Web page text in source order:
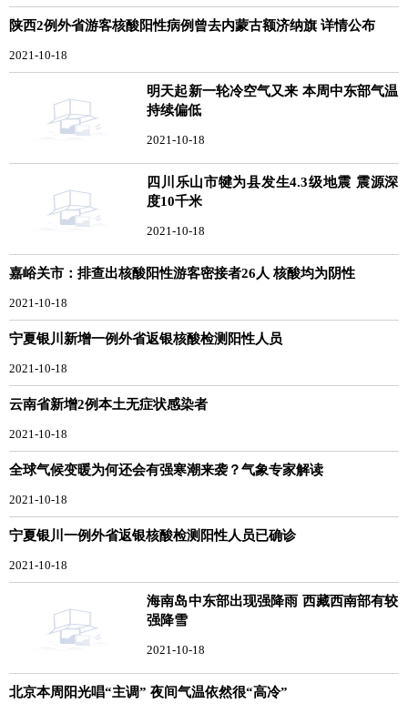
陕西2例外省游客核酸阳性病例曾去内蒙古额济纳旗 详情公布
2021-10-18
明天起新一轮冷空气又来 本周中东部气温
持续偏低
2021-10-18
四川乐山市犍为县发生4.3级地震 震源深
度10千米
2021-10-18
嘉峪关市：排查出核酸阳性游客密接者26人 核酸均为阴性
2021-10-18
宁夏银川新增一例外省返银核酸检测阳性人员
2021-10-18
云南省新增2例本土无症状感染者
2021-10-18
全球气候变暖为何还会有强寒潮来袭？气象专家解读
2021-10-18
宁夏银川一例外省返银核酸检测阳性人员已确诊
2021-10-18
海南岛中东部出现强降雨 西藏西南部有较
强降雪
2021-10-18
北京本周阳光唱“主调” 夜间气温依然很“高冷”